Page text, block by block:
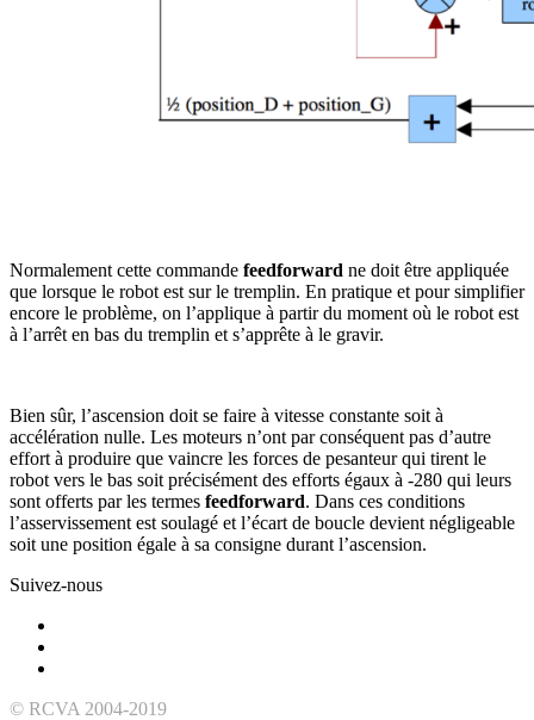
Normalement cette commande feedforward ne doit être appliquée
que lorsque le robot est sur le tremplin. En pratique et pour simplifier
encore le problème, on l’applique à partir du moment où le robot est
à l’arrêt en bas du tremplin et s’apprête à le gravir.
Bien sûr, l’ascension doit se faire à vitesse constante soit à
accélération nulle. Les moteurs n’ont par conséquent pas d’autre
effort à produire que vaincre les forces de pesanteur qui tirent le
robot vers le bas soit précisément des efforts égaux à -280 qui leurs
sont offerts par les termes feedforward. Dans ces conditions
l’asservissement est soulagé et l’écart de boucle devient négligeable
soit une position égale à sa consigne durant l’ascension.
Suivez-nous
© RCVA 2004-2019